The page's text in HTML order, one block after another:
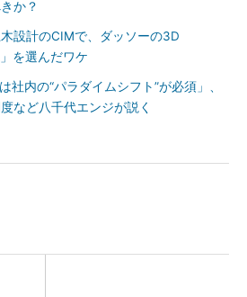
か？
設計のCIMで、ダッソーの3D
を選んだワケ
社内の“パラダイムシフト”が必須」、
など八千代エンジが説く